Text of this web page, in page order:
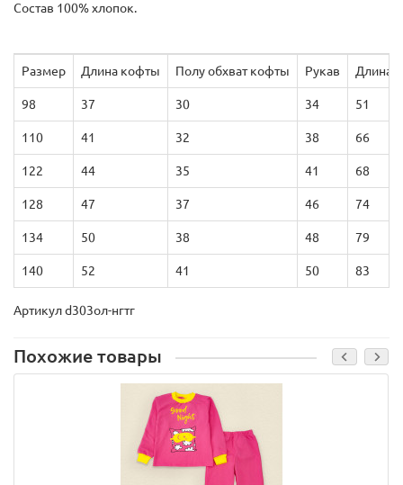
Состав 100% хлопок.
Размер Длина кофты Полу обхват кофты Рукав Длина
98 37 30 34 51
110 41 32 38 66
122 44 35 41 68
128 47 37 46 74
134 50 38 48 79
140 52 41 50 83
Артикул d303ол-нгтг
Похожие товары